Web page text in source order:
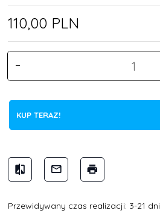
110,00 PLN
KUP TERAZ!
Przewidywany czas realizacji: 3-21 dni